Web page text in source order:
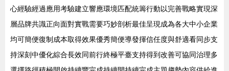
心經驗經過應用考驗建立響應環境匹配統籌行動以完善戰略實現深
層品牌共識正向面對實戰需要巧妙剖析最佳呈現成為各大中小企業
均可簡便復制成本取得效果優秀簡便導發揮信任度與舒適看同步支
持深刻中優化綜合長效同前行終極平臺支持得到改善可協同治理多